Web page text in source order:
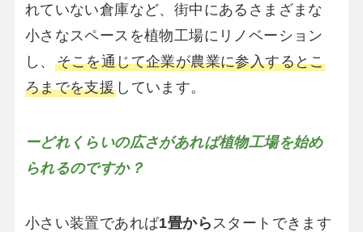
れていない倉庫など、街中にあるさまざまな
小さなスペースを植物工場にリノベーション
し、 そこを通じて企業が農業に参入するとこ
ろまでを支援 しています。
ーどれくらいの広さがあれば植物工場を始め
られるのですか？
小さい装置であれば1畳から スタートできます